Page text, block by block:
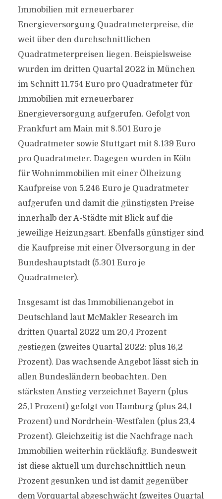
Immobilien mit erneuerbarer
Energieversorgung Quadratmeterpreise, die
weit über den durchschnittlichen
Quadratmeterpreisen liegen. Beispielsweise
wurden im dritten Quartal 2022 in München
im Schnitt 11.754 Euro pro Quadratmeter für
Immobilien mit erneuerbarer
Energieversorgung aufgerufen. Gefolgt von
Frankfurt am Main mit 8.501 Euro je
Quadratmeter sowie Stuttgart mit 8.139 Euro
pro Quadratmeter. Dagegen wurden in Köln
für Wohnimmobilien mit einer Ölheizung
Kaufpreise von 5.246 Euro je Quadratmeter
aufgerufen und damit die günstigsten Preise
innerhalb der A-Städte mit Blick auf die
jeweilige Heizungsart. Ebenfalls günstiger sind
die Kaufpreise mit einer Ölversorgung in der
Bundeshauptstadt (5.301 Euro je
Quadratmeter).
Insgesamt ist das Immobilienangebot in
Deutschland laut McMakler Research im
dritten Quartal 2022 um 20,4 Prozent
gestiegen (zweites Quartal 2022: plus 16,2
Prozent). Das wachsende Angebot lässt sich in
allen Bundesländern beobachten. Den
stärksten Anstieg verzeichnet Bayern (plus
25,1 Prozent) gefolgt von Hamburg (plus 24,1
Prozent) und Nordrhein-Westfalen (plus 23,4
Prozent). Gleichzeitig ist die Nachfrage nach
Immobilien weiterhin rückläufig. Bundesweit
ist diese aktuell um durchschnittlich neun
Prozent gesunken und ist damit gegenüber
dem Vorquartal abgeschwächt (zweites Quartal